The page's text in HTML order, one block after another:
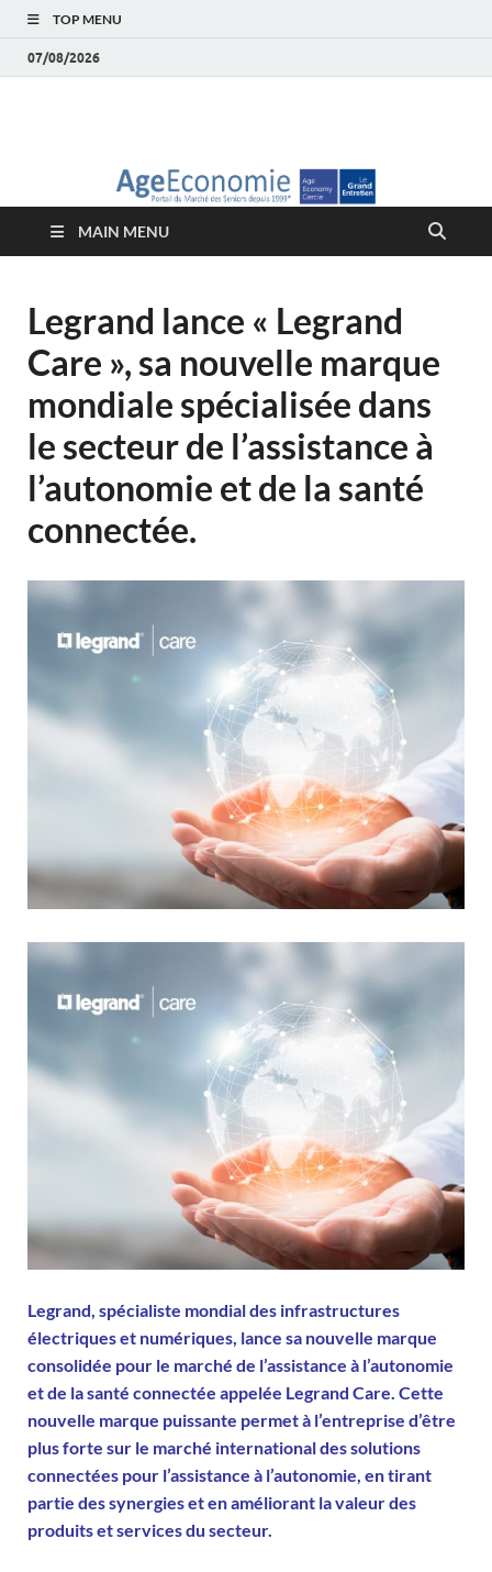
TOP MENU
07/08/2026
économie – Marché
des Seniors
MAIN MENU
Legrand lance « Legrand
Care », sa nouvelle marque
mondiale spécialisée dans
le secteur de l’assistance à
l’autonomie et de la santé
connectée.
Legrand, spécialiste mondial des infrastructures
électriques et numériques, lance sa nouvelle marque
consolidée pour le marché de l’assistance à l’autonomie
et de la santé connectée appelée Legrand Care. Cette
nouvelle marque puissante permet à l’entreprise d’être
plus forte sur le marché international des solutions
connectées pour l’assistance à l’autonomie, en tirant
partie des synergies et en améliorant la valeur des
produits et services du secteur.